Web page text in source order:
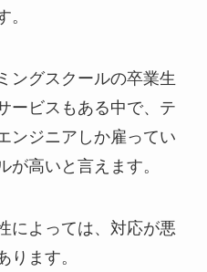
。
ングスクールの卒業生
ービスもある中で、テ
ンジニアしか雇ってい
が高いと言えます。
によっては、対応が悪
ります。